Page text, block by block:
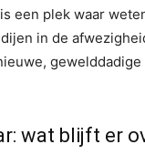
een plek waar
in de
wat blijft er